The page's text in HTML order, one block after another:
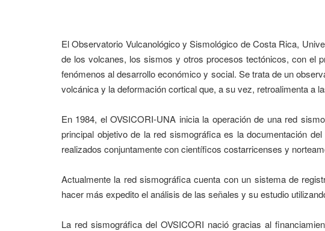
El Observatorio Vulcanológico y Sismológico de Costa Rica,
de los volcanes, los sismos y otros procesos tectónicos, con el
fenómenos al desarrollo económico y social. Se trata de un
volcánica y la deformación cortical que, a su vez, retroalimenta a
En 1984, el OVSICORI-UNA inicia la operación de una red
principal objetivo de la red sismográfica es la documentación
realizados conjuntamente con científicos costarricenses y
Actualmente la red sismográfica cuenta con un sistema de
hacer más expedito el análisis de las señales y su estudio
La red sismográfica del OVSICORI nació gracias al